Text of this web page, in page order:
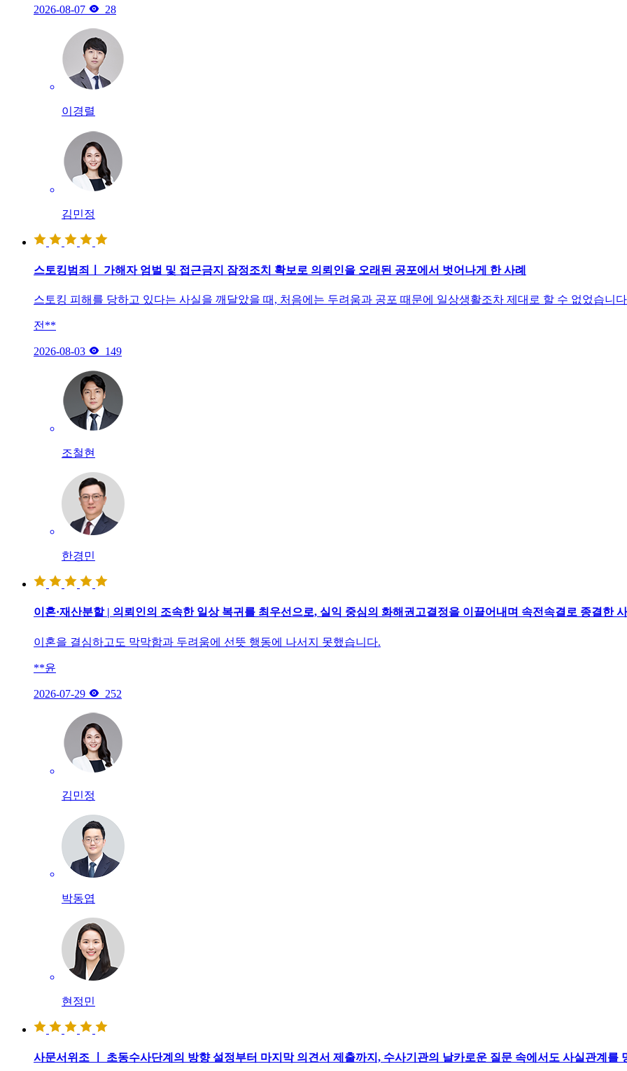
2026-08-07  28
이경렬
김민정
스토킹범죄ㅣ 가해자 엄벌 및 접근금지 잠정조치 확보로 의뢰인을 오래된 공포에서 벗어나게 한 사례
스토킹 피해를 당하고 있다는 사실을 깨달았을 때, 처음에는 두려움과 공포 때문에 일상생활조차 제대로 할 수 없었습니
전**
2026-08-03  149
조철현
한경민
이혼·재산분할 | 의뢰인의 조속한 일상 복귀를 최우선으로, 실익 중심의 화해권고결정을 이끌어내며 속전속결로 종결한
이혼을 결심하고도 막막함과 두려움에 선뜻 행동에 나서지 못했습니다.
**윤
2026-07-29  252
김민정
박동엽
현정민
사문서위조 ㅣ 초동수사단계의 방향 설정부터 마지막 의견서 제출까지, 수사기관의 날카로운 질문 속에서도 사실관계를